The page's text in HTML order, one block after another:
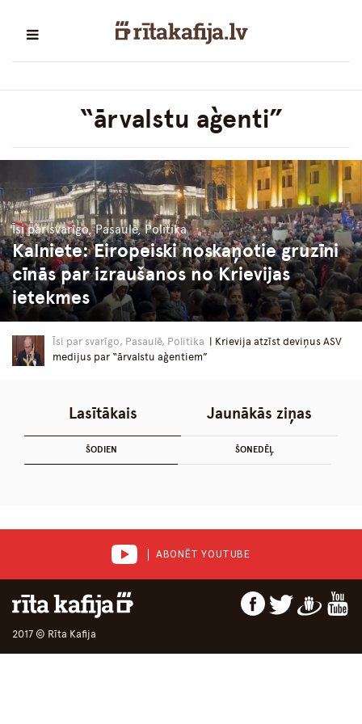
“ārvalstu aģenti”
Īsi par svarīgo, Pasaulē, Politika
Kalniete: Eiropeiski noskaņotie gruzīni
cīnās par izraušanos no Krievijas
ietekmes
Īsi par svarīgo, Pasaulē, Politika | Krievija atzīst deviņus ASV
medijus par “ārvalstu aģentiem”
Lasītākais
ŠODIEN ŠONEDĒĻ
Jaunākās ziņas
ABONĒT YOUTUBE
2017 © Rīta Kafija